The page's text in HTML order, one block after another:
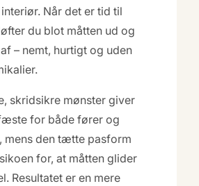
Når det er tid til
du blot måtten ud og
– nemt, hurtigt og uden
skridsikre mønster giver
for både fører og
mens den tætte pasform
for, at måtten glider
Resultatet er en mere